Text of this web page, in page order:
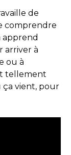
de
comprendre
arriver à
ou à
tellement
ça vient, pour